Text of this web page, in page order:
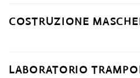
COSTRUZIONE
LABORATORIO